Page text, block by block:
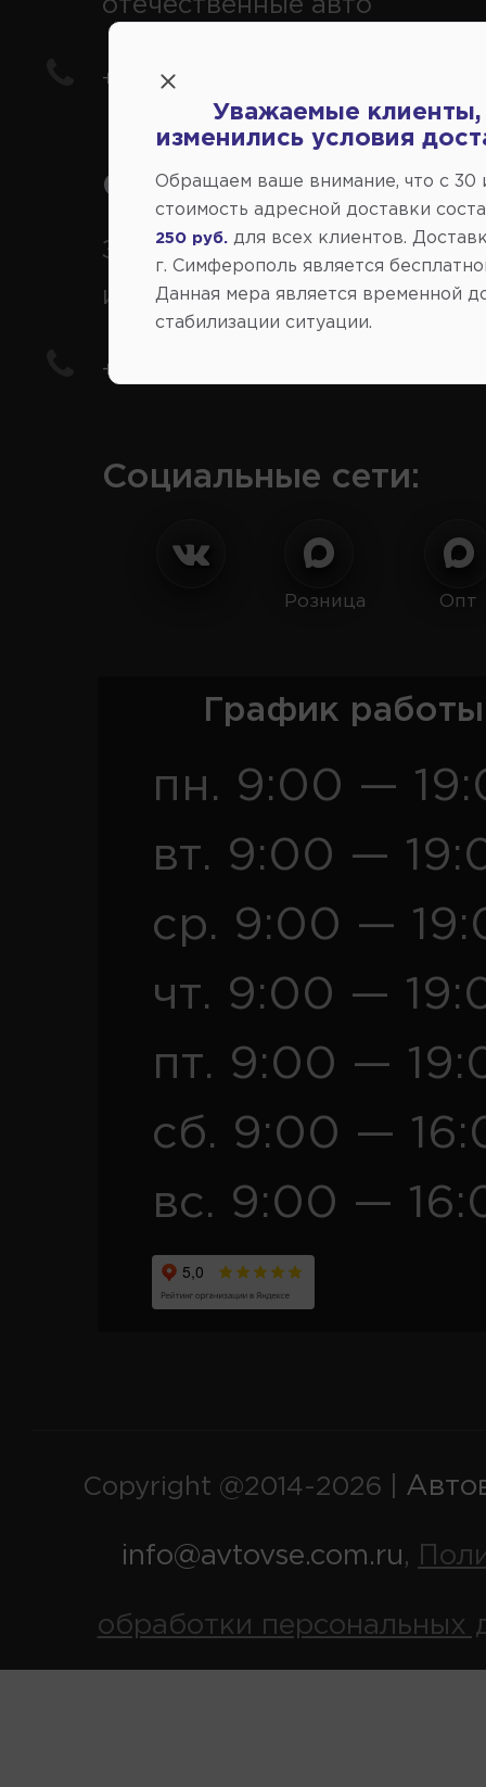
отечественные авто
+7(978) 206-206-5
Справочный центр:
Заказ шин, дисков,
иномарки
+7(978) 206-206-8
Социальные сети:
Розница Опт
График
пн. 9:00 —
вт. 9:00 —
ср. 9:00 —
чт. 9:00 —
пт. 9:00 —
сб. 9:00 —
вс. 9:00 —
Copyright @2014-2026 |
info@avtovse.com.ru,
обработки персональных
Уважаемые клиенты,
изменились условия
Обращаем ваше внимание, что c 30
стоимость адресной доставки
250 руб. для всех клиентов.
г. Симферополь является
Данная мера является временной
стабилизации ситуации.